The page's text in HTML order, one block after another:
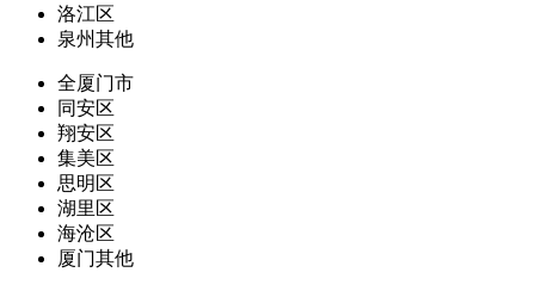
洛江区
泉州其他
全厦门市
同安区
翔安区
集美区
思明区
湖里区
海沧区
厦门其他